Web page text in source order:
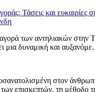
Τάσεις και ευκαιρίες
των αντηλιακών στην
μια δυναμική και
στον
των επισκεπτών, τη μέθοδο